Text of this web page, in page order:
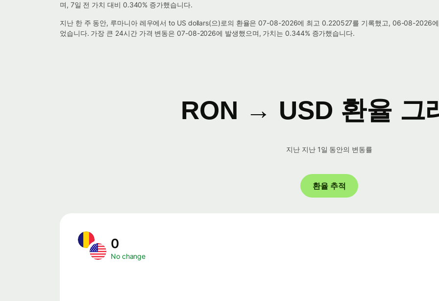
며, 7일 전 가치 대비 0.340% 증가했습니다.
지난 한 주 동안, 루마니아 레우에서 to US dollars(으)로의 환율은 07-08-2026에 최고 0.220527를 기록했고, 06-08-2026
었습니다. 가장 큰 24시간 가격 변동은 07-08-2026에 발생했으며, 가치는 0.344% 증가했습니다.
RON → USD 환율 그
지난 지난 1일 동안의 변동률
환율 추적
0
No change